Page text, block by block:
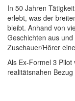
In 50 Jahren
erlebt, was der
bleibt. Anhand von
Geschichten aus
Zuschauer/Hörer
Als Ex-Formel 3
realitätsnahen